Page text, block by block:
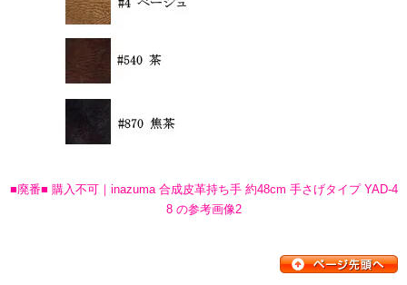
■廃番■ 購入不可｜inazuma 合成皮革持ち手 約48cm 手さげタイプ YAD-4
8 の参考画像2